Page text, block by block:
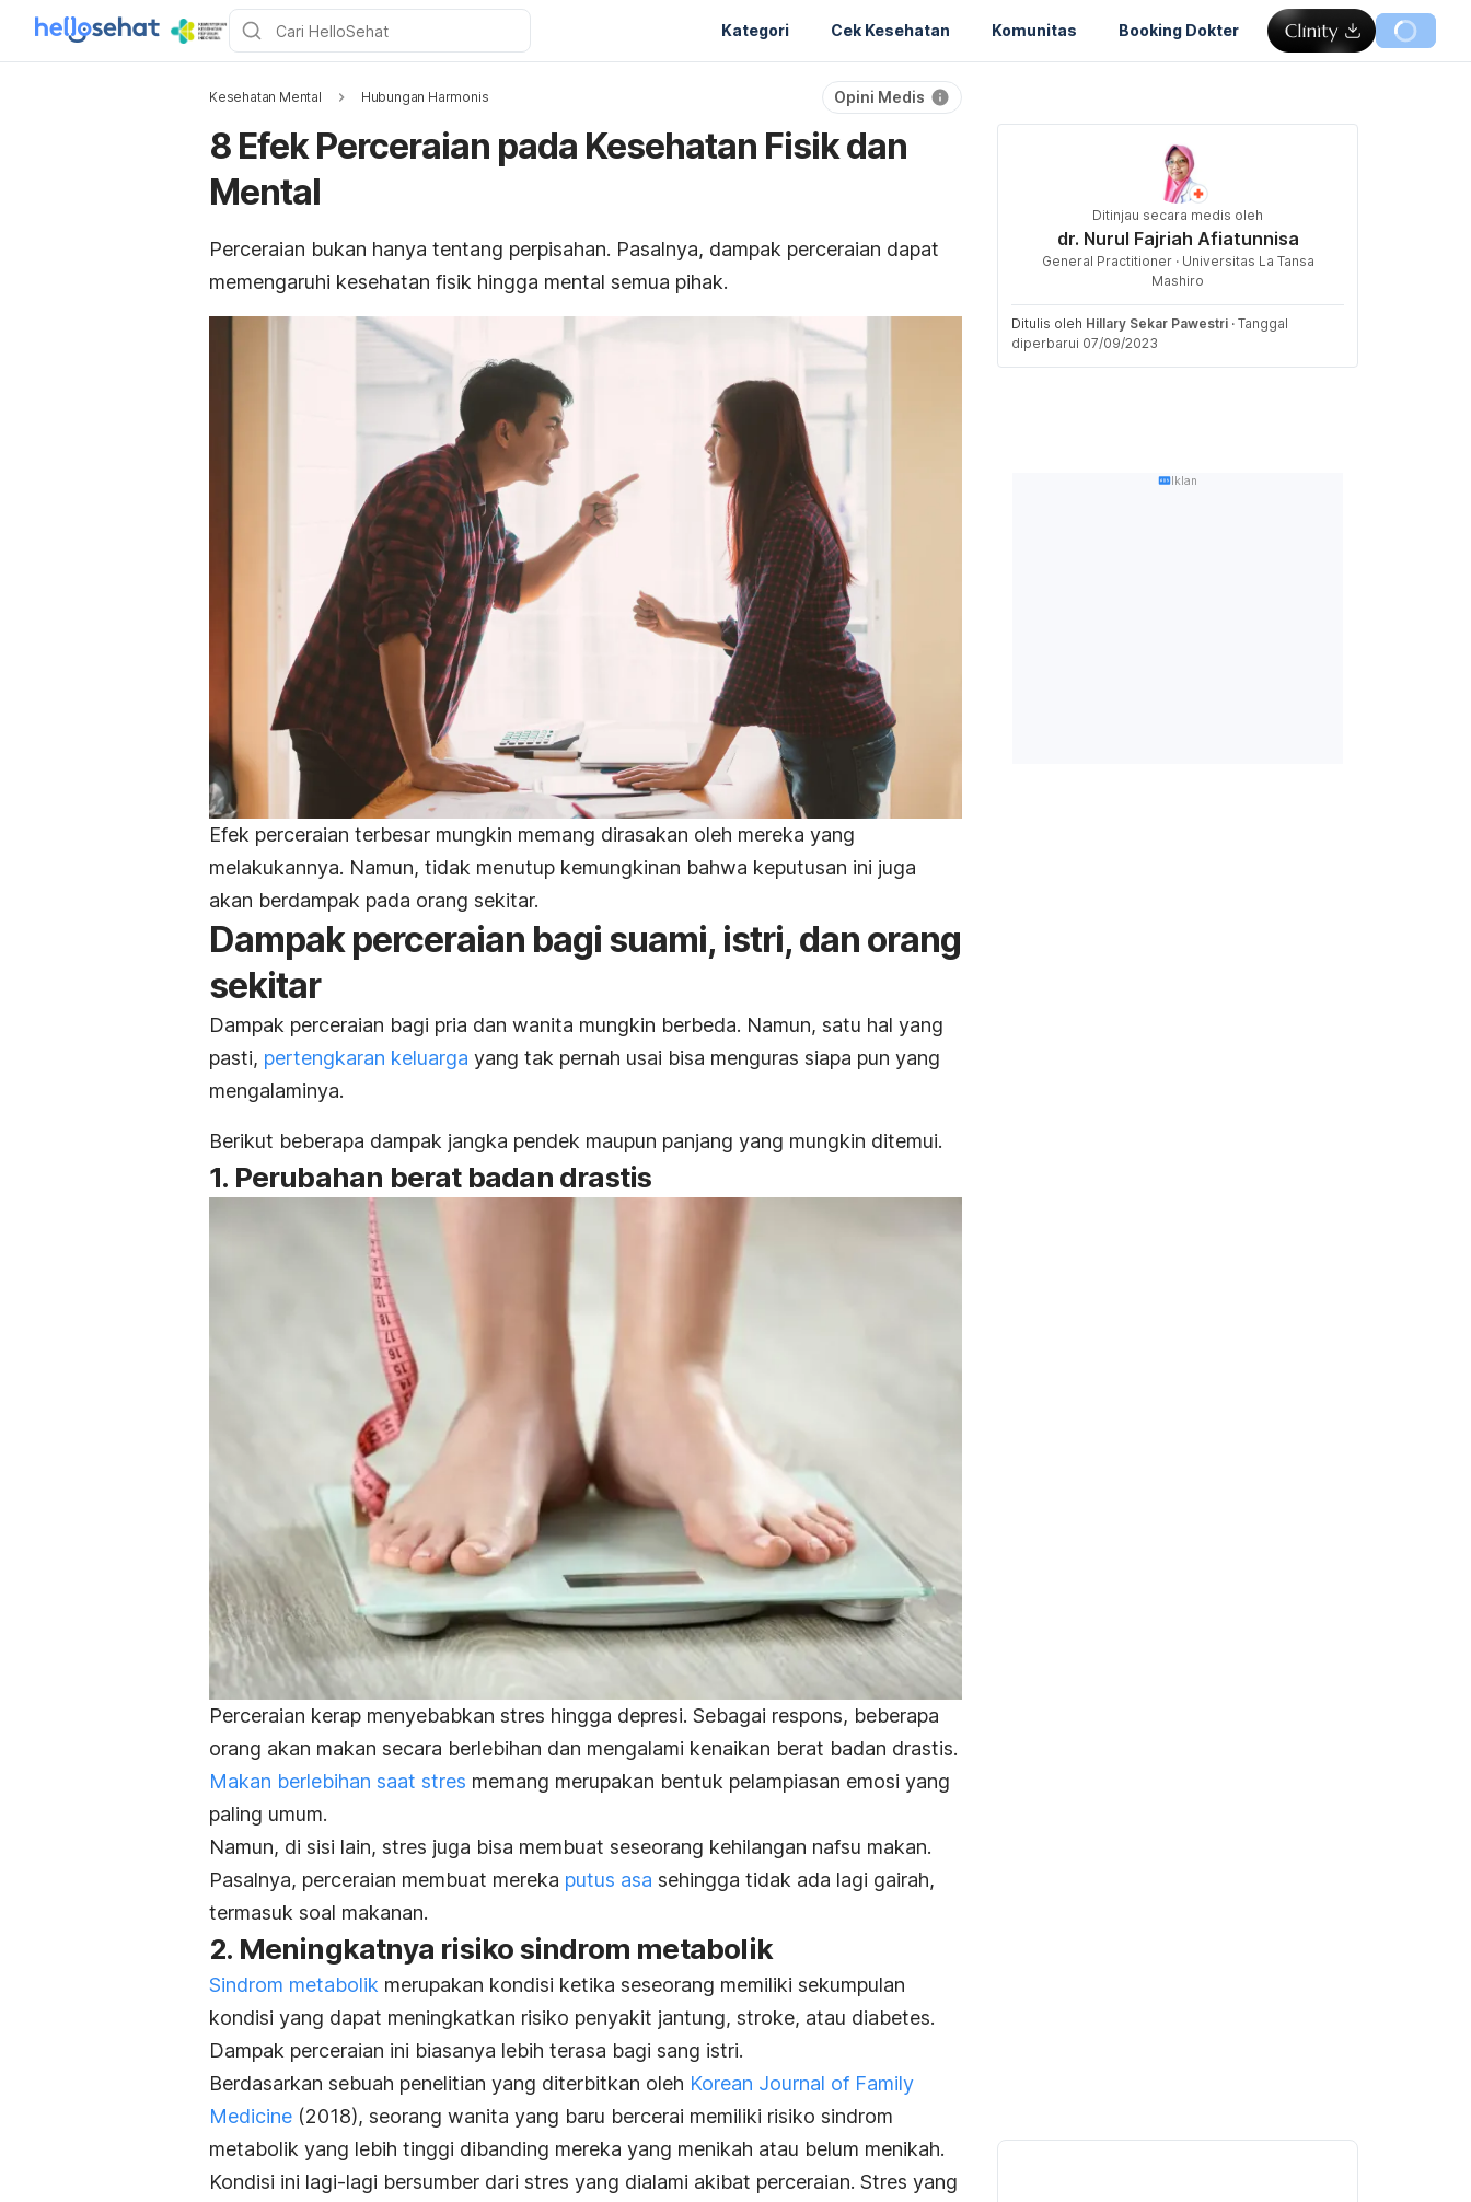
Kategori Cek Kesehatan Komunitas Booking Dokter
Kesehatan Mental Hubungan Harmonis Opini Medis
8 Efek Perceraian pada Kesehatan Fisik dan
Mental
Perceraian bukan hanya tentang perpisahan. Pasalnya, dampak perceraian dapat
memengaruhi kesehatan fisik hingga mental semua pihak.
Efek perceraian terbesar mungkin memang dirasakan oleh mereka yang
melakukannya. Namun, tidak menutup kemungkinan bahwa keputusan ini juga
akan berdampak pada orang sekitar.
Dampak perceraian bagi suami, istri, dan orang
sekitar
Dampak perceraian bagi pria dan wanita mungkin berbeda. Namun, satu hal yang
pasti, pertengkaran keluarga yang tak pernah usai bisa menguras siapa pun yang
mengalaminya.
Berikut beberapa dampak jangka pendek maupun panjang yang mungkin ditemui.
1. Perubahan berat badan drastis
Perceraian kerap menyebabkan stres hingga depresi. Sebagai respons, beberapa
orang akan makan secara berlebihan dan mengalami kenaikan berat badan drastis.
Makan berlebihan saat stres memang merupakan bentuk pelampiasan emosi yang
paling umum.
Namun, di sisi lain, stres juga bisa membuat seseorang kehilangan nafsu makan.
Pasalnya, perceraian membuat mereka putus asa sehingga tidak ada lagi gairah,
termasuk soal makanan.
2. Meningkatnya risiko sindrom metabolik
Sindrom metabolik merupakan kondisi ketika seseorang memiliki sekumpulan
kondisi yang dapat meningkatkan risiko penyakit jantung, stroke, atau diabetes.
Dampak perceraian ini biasanya lebih terasa bagi sang istri.
Berdasarkan sebuah penelitian yang diterbitkan oleh Korean Journal of Family
Medicine (2018), seorang wanita yang baru bercerai memiliki risiko sindrom
metabolik yang lebih tinggi dibanding mereka yang menikah atau belum menikah.
Kondisi ini lagi-lagi bersumber dari stres yang dialami akibat perceraian. Stres yang
Ditinjau secara medis oleh
dr. Nurul Fajriah Afiatunnisa
General Practitioner · Universitas La Tansa
Mashiro
Ditulis oleh Hillary Sekar Pawestri · Tanggal
diperbarui 07/09/2023
Iklan